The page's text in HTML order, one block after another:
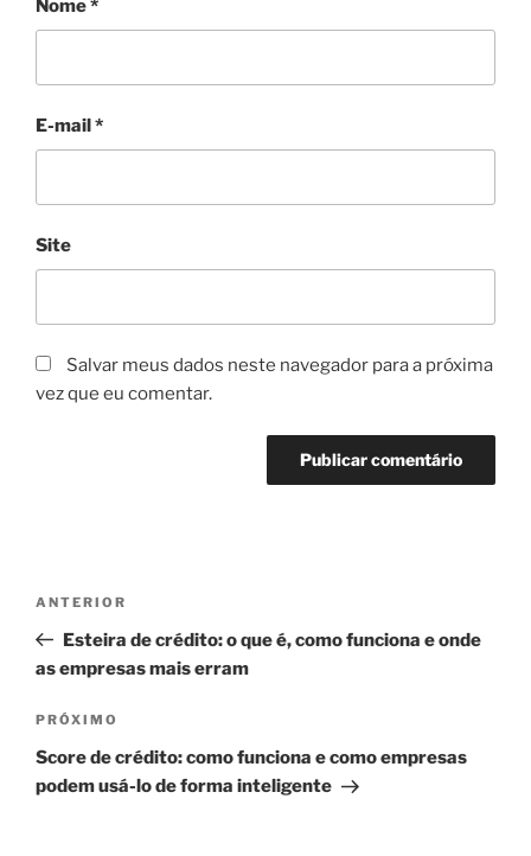
Nome*
E-mail*
Site
Salvar meus dados neste navegador para a próxima
vez que eu comentar.
Post
Post
anterior
ANTERIOR
Esteira de crédito: o que é, como funciona e onde
as empresas mais erram
Próximo
post
PRÓXIMO
Score de crédito: como funciona e como empresas
podem usá-lo de forma inteligente